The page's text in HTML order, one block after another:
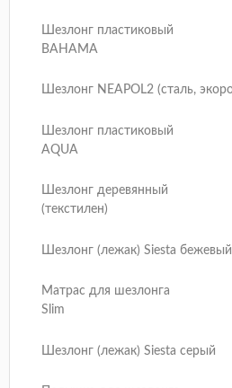
Шезлонг пластиковый
BAHAMA
Шезлонг NEAPOL2 (сталь,
Шезлонг пластиковый
AQUA
Шезлонг деревянный
(текстилен)
Шезлонг (лежак) Siesta
Матрас для шезлонга
Slim
Шезлонг (лежак) Siesta серый